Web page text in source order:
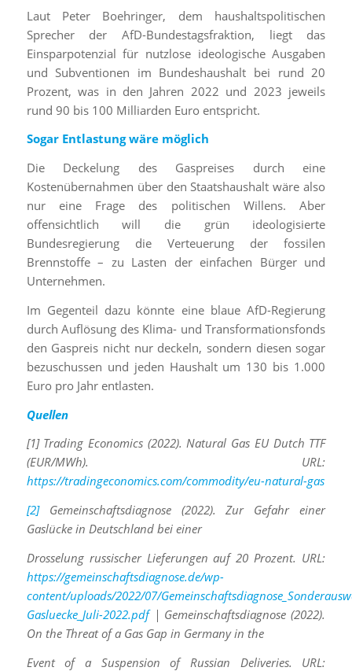
Laut Peter Boehringer, dem haushaltspolitischen
Sprecher der AfD-Bundestagsfraktion, liegt das
Einsparpotenzial für nutzlose ideologische Ausgaben
und Subventionen im Bundeshaushalt bei rund 20
Prozent, was in den Jahren 2022 und 2023 jeweils
rund 90 bis 100 Milliarden Euro entspricht.
Sogar Entlastung wäre möglich
Die Deckelung des Gaspreises durch eine
Kostenübernahmen über den Staatshaushalt wäre also
nur eine Frage des politischen Willens. Aber
offensichtlich will die grün ideologisierte
Bundesregierung die Verteuerung der fossilen
Brennstoffe – zu Lasten der einfachen Bürger und
Unternehmen.
Im Gegenteil dazu könnte eine blaue AfD-Regierung
durch Auflösung des Klima- und Transformationsfonds
den Gaspreis nicht nur deckeln, sondern diesen sogar
bezuschussen und jeden Haushalt um 130 bis 1.000
Euro pro Jahr entlasten.
Quellen
[1] Trading Economics (2022). Natural Gas EU Dutch TTF
(EUR/MWh). URL:
https://tradingeconomics.com/commodity/eu-natural-gas
[2]Gemeinschaftsdiagnose (2022). Zur Gefahr einer
Gaslücke in Deutschland bei einer
Drosselung russischer Lieferungen auf 20 Prozent. URL:
https://gemeinschaftsdiagnose.de/wp-
content/uploads/2022/07/
Gasluecke_Juli-2022.pdf| Gemeinschaftsdiagnose (2022).
On the Threat of a Gas Gap in Germany in the
Event of a Suspension of Russian Deliveries. URL: